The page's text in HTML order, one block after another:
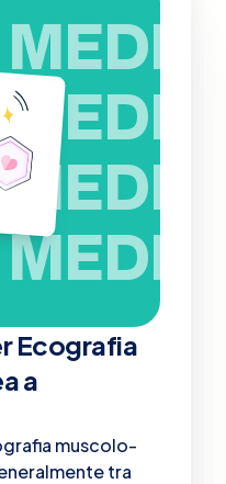
Ecografia
a
muscolo-
tra